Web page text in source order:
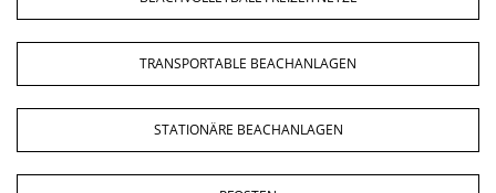
TRANSPORTABLE BEACHANLAGEN
STATIONÄRE BEACHANLAGEN